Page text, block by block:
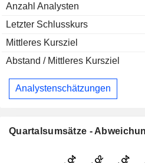
Anzahl Analysten
Letzter Schlusskurs
Mittleres Kursziel
Abstand / Mittleres Kursziel
Analystenschätzungen
Quartalsumsätze -